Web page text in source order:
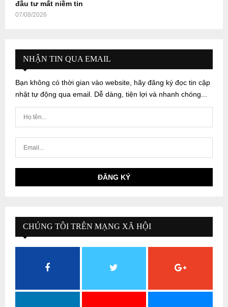
đầu tư mất niềm tin
07/08/2026
NHẬN TIN QUA EMAIL
Bạn không có thời gian vào website, hãy đăng ký đọc tin cập
nhật tự động qua email. Dễ dàng, tiện lợi và nhanh chóng...
CHÚNG TÔI TRÊN MẠNG XÃ HỘI